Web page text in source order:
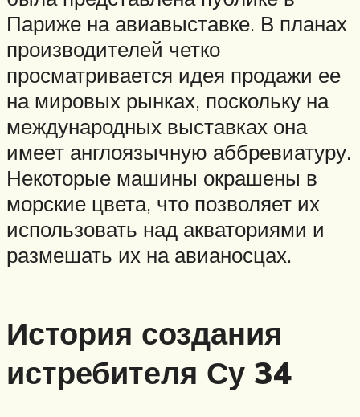
Париже на авиавыставке. В планах
производителей четко
просматривается идея продажи ее
на мировых рынках, поскольку на
международных выставках она
имеет англоязычную аббревиатуру.
Некоторые машины окрашены в
морские цвета, что позволяет их
использовать над акваториями и
размешать их на авианосцах.
История создания
истребителя Су 34